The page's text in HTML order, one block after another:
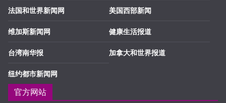
法国和世界新闻网
维加斯新闻网
台湾南华报
纽约都市新闻网
美国西部新闻
健康生活报道
加拿大和世界报道
官方网站